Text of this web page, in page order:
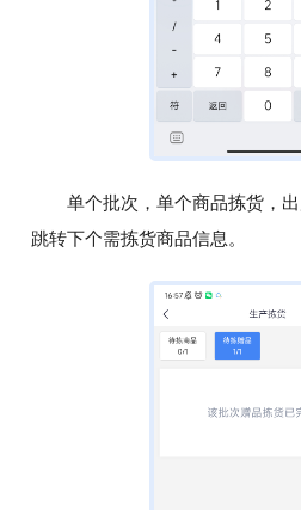
单个批次，单个商品拣货，
跳转下个需拣货商品信息。